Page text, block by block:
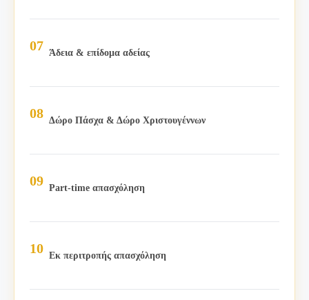
Άδεια & επίδομα αδείας
Δώρο Πάσχα & Δώρο Χριστουγέννων
Part-time απασχόληση
Εκ περιτροπής απασχόληση